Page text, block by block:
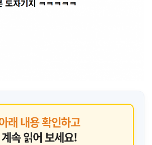
래 내용 확인하고
계속 읽어 보세요!